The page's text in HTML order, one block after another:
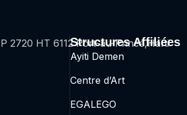
2720 HT 6112 Port-au-Prince,Haïti
Structures Affiliées
Ayiti Demen
Centre d’Art
EGALEGO